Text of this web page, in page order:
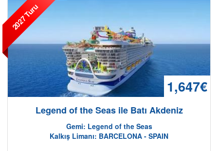
2027 Turu
1,647€
Legend of the Seas ile Batı Akdeniz
Gemi: Legend of the Seas
Kalkış Limanı: BARCELONA - SPAIN